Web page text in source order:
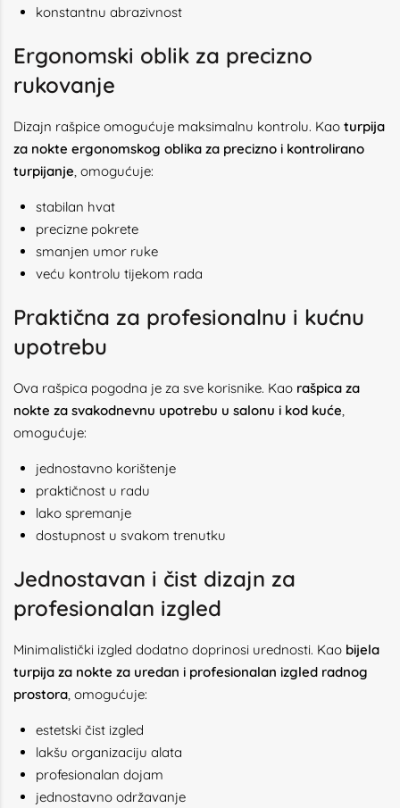
konstantnu abrazivnost
Ergonomski oblik za precizno
rukovanje
Dizajn rašpice omogućuje maksimalnu kontrolu. Kao turpija
za nokte ergonomskog oblika za precizno i kontrolirano
turpijanje, omogućuje:
stabilan hvat
precizne pokrete
smanjen umor ruke
veću kontrolu tijekom rada
Praktična za profesionalnu i kućnu
upotrebu
Ova rašpica pogodna je za sve korisnike. Kao rašpica za
nokte za svakodnevnu upotrebu u salonu i kod kuće,
omogućuje:
jednostavno korištenje
praktičnost u radu
lako spremanje
dostupnost u svakom trenutku
Jednostavan i čist dizajn za
profesionalan izgled
Minimalistički izgled dodatno doprinosi urednosti. Kao bijela
turpija za nokte za uredan i profesionalan izgled radnog
prostora, omogućuje:
estetski čist izgled
lakšu organizaciju alata
profesionalan dojam
jednostavno održavanje